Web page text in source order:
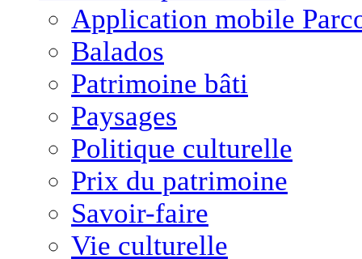
Application mobile
Balados
Patrimoine bâti
Paysages
Politique culturelle
Prix du patrimoine
Savoir-faire
Vie culturelle